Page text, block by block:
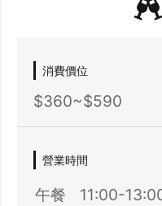
消費價位
$360~$590
營業時間
午餐 11:00-